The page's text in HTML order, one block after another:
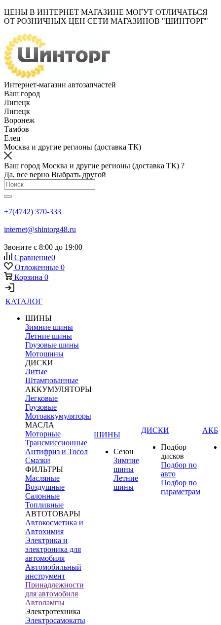
ЦЕНЫ В ИНТЕРНЕТ МАГАЗИНЕ МОГУТ ОТЛИЧАТЬСЯ
ОТ РОЗНИЧНЫХ ЦЕН СЕТИ МАГАЗИНОВ "ШИНТОРГ"
Интернет-магазин автозапчастей
Ваш город
Липецк
Липецк
Воронеж
Тамбов
Елец
Москва и другие регионы (доставка ТК)
Ваш город Москва и другие регионы (доставка ТК) ?
Да, все верно Выбрать другой
+7(4742) 370-333
internet@shintorg48.ru
Звоните с 8:00 до 19:00
Сравнение0
Отложенные 0
Корзина 0
КАТАЛОГ
ШИНЫ
Зимние шины
Летние шины
Грузовые шины
Мотошины
ДИСКИ
Литые
Штампованные
АККУМУЛЯТОРЫ
Легковые
Грузовые
Мотоаккумуляторы
МАСЛА
Моторные
Трансмиссионные
Антифриз и Тосол
Смазки
ФИЛЬТРЫ
Масляные
Воздушные
Салонные
Топливные
АВТОТОВАРЫ
Автокосметика и
Автохимия
Электрика и
электроника для
автомобиля
Автомобильный
инструмент
Принадлежности
для автомобиля
Автолампы
Электротехника
Электросамокаты
ШИНЫ
Сезон
Зимние
шины
Летние
шины
ДИСКИ
Подбор
дисков
Подбор по
авто
Подбор по
параметрам
АКБ